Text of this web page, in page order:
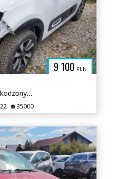
9 100 PLN
12/2022r, 1.2 Benzyna. Uszkodzony przód.
35000